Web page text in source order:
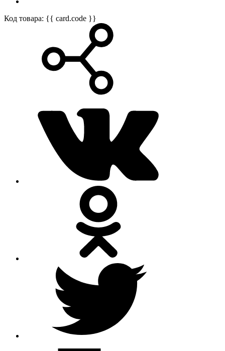
Код товара: {{ card.code }}